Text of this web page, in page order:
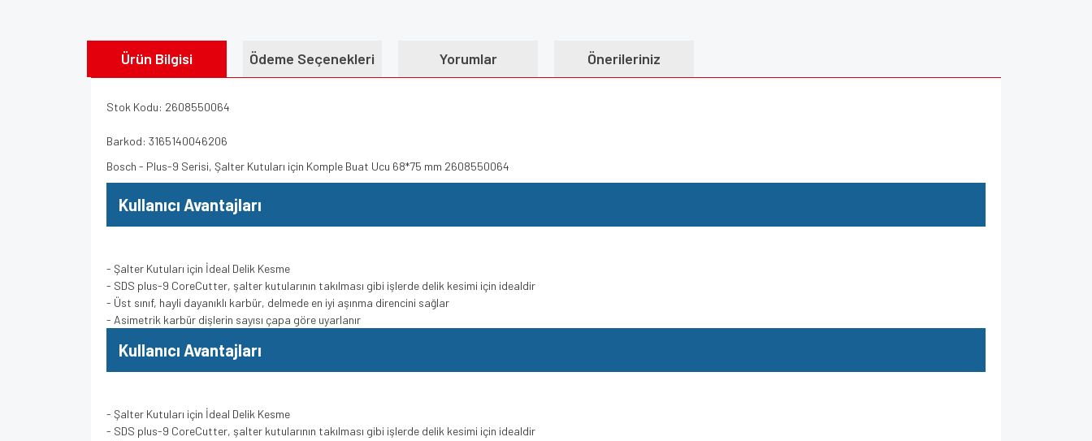
Ürün Bilgisi Ödeme Seçenekleri Yorumlar Önerileriniz
Stok Kodu: 2608550064
Barkod: 3165140046206
Bosch - Plus-9 Serisi, Şalter Kutuları için Komple Buat Ucu 68*75 mm 2608550064
Kullanıcı Avantajları
- Şalter Kutuları için İdeal Delik Kesme
- SDS plus-9 CoreCutter, şalter kutularının takılması gibi işlerde delik kesimi için idealdir
- Üst sınıf, hayli dayanıklı karbür, delmede en iyi aşınma direncini sağlar
- Asimetrik karbür dişlerin sayısı çapa göre uyarlanır
Kullanıcı Avantajları
- Şalter Kutuları için İdeal Delik Kesme
- SDS plus-9 CoreCutter, şalter kutularının takılması gibi işlerde delik kesimi için idealdir